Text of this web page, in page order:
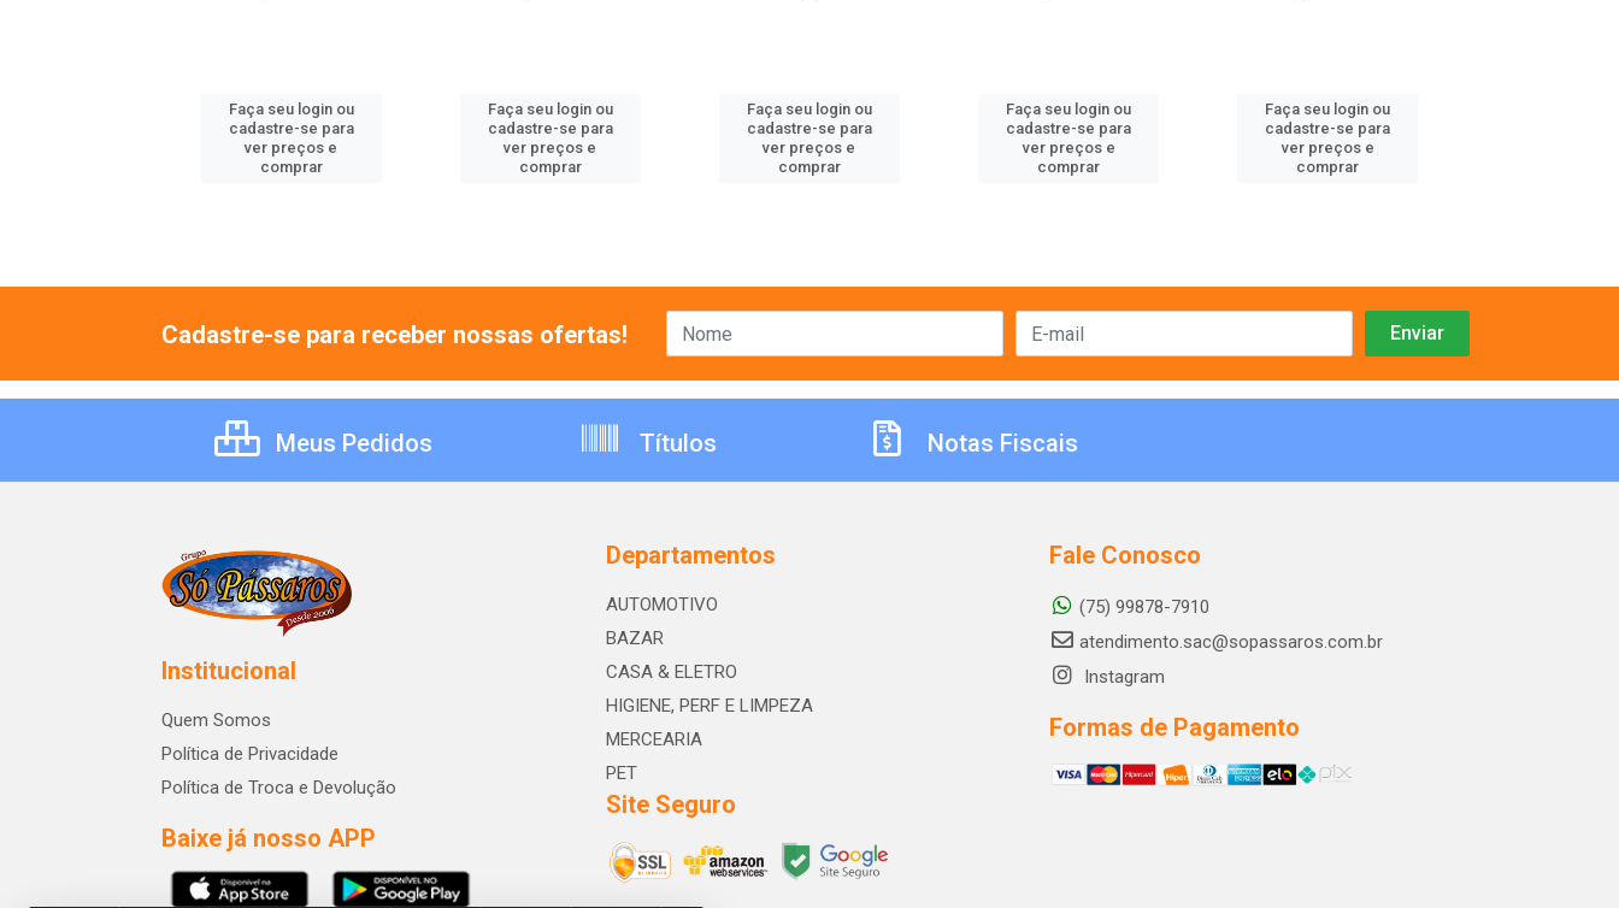
Faça seu login ou
cadastre-se para
ver preços e
comprar
Faça seu login ou
cadastre-se para
ver preços e
comprar
Faça seu login ou
cadastre-se para
ver preços e
comprar
Faça seu login ou
cadastre-se para
ver preços e
comprar
Faça seu login ou
cadastre-se para
ver preços e
comprar
Cadastre-se para receber nossas ofertas!
Meus Pedidos Títulos Notas Fiscais
Institucional
Quem Somos
Política de Privacidade
Política de Troca e Devolução
Baixe já nosso APP
Departamentos
AUTOMOTIVO
BAZAR
CASA & ELETRO
HIGIENE, PERF E LIMPEZA
MERCEARIA
PET
Site Seguro
Fale Conosco
(75) 99878-7910
atendimento.sac@sopassaros.com.br
Instagram
Formas de Pagamento